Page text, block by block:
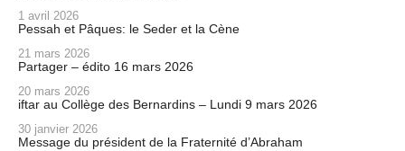
1 avril 2026
Pessah et Pâques: le Seder et la Cène
21 mars 2026
Partager – édito 16 mars 2026
20 mars 2026
iftar au Collège des Bernardins – Lundi 9 mars 2026
30 janvier 2026
Message du président de la Fraternité d’Abraham